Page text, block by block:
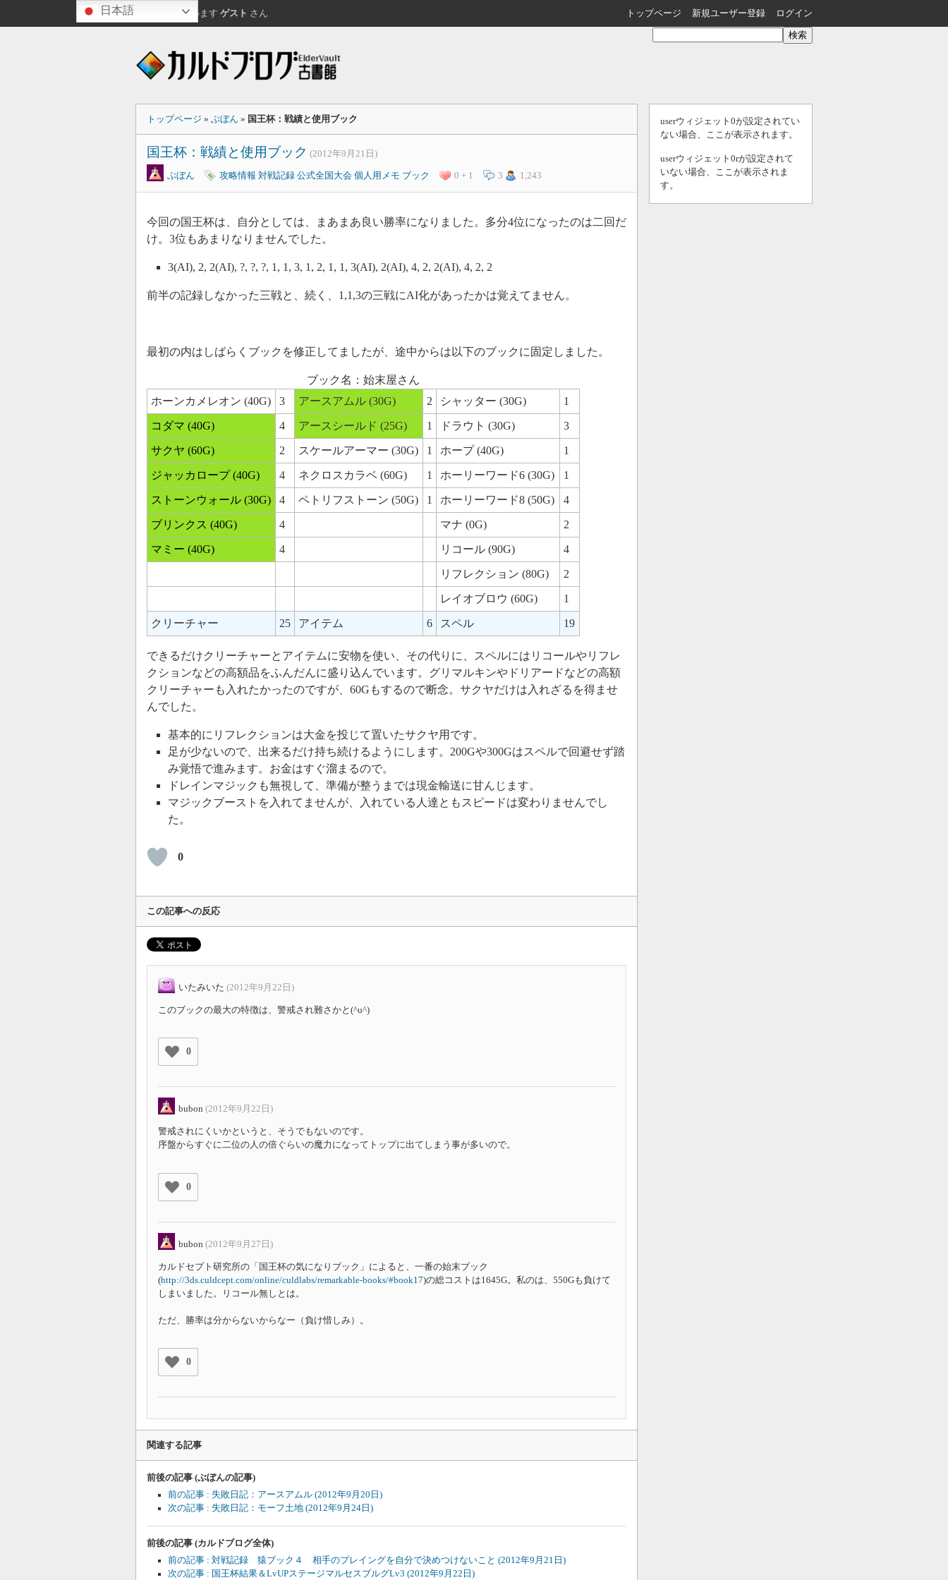
おはようございます ゲスト さん トップページ 新規ユーザー登録 ログイン
トップページ » ぶぼん » 国王杯：戦績と使用ブック
国王杯：戦績と使用ブック (2012年9月21日)
ぶぼん 攻略情報 対戦記録 公式全国大会 個人用メモ ブック 0 + 1 3 1,243
今回の国王杯は、自分としては、まあまあ良い勝率になりました。多分4位になったのは二回だ
け。3位もあまりなりませんでした。
3(AI), 2, 2(AI), ?, ?, ?, 1, 1, 3, 1, 2, 1, 1, 3(AI), 2(AI), 4, 2, 2(AI), 4, 2, 2
前半の記録しなかった三戦と、続く、1,1,3の三戦にAI化があったかは覚えてません。
最初の内はしばらくブックを修正してましたが、途中からは以下のブックに固定しました。
ブック名：始末屋さん
ホーンカメレオン (40G)
3 アースアムル (30G) 2 シャッター (30G) 1
コダマ (40G) 4 アースシールド (25G) 1 ドラウト (30G) 3
サクヤ (60G) 2 スケールアーマー (30G) 1 ホープ (40G) 1
ジャッカロープ (40G) 4 ネクロスカラベ (60G) 1 ホーリーワード6 (30G) 1
ストーンウォール (30G) 4 ペトリフストーン (50G) 1 ホーリーワード8 (50G) 4
ブリンクス (40G) 4 マナ (0G) 2
マミー (40G) 4 リコール (90G) 4
リフレクション (80G) 2
レイオブロウ (60G) 1
クリーチャー 25 アイテム 6 スペル 19
できるだけクリーチャーとアイテムに安物を使い、その代りに、スペルにはリコールやリフレ
クションなどの高額品をふんだんに盛り込んでいます。グリマルキンやドリアードなどの高額
クリーチャーも入れたかったのですが、60Gもするので断念。サクヤだけは入れざるを得ませ
んでした。
基本的にリフレクションは大金を投じて置いたサクヤ用です。
足が少ないので、出来るだけ持ち続けるようにします。200Gや300Gはスペルで回避せず踏
み覚悟で進みます。お金はすぐ溜まるので。
ドレインマジックも無視して、準備が整うまでは現金輸送に甘んじます。
マジックブーストを入れてませんが、入れている人達ともスピードは変わりませんでし
た。
0
この記事への反応
いたみいた (2012年9月22日)
このブックの最大の特徴は、警戒され難さかと(^u^)
0
bubon (2012年9月22日)
警戒されにくいかというと、そうでもないのです。
序盤からすぐに二位の人の倍ぐらいの魔力になってトップに出てしまう事が多いので。
0
bubon (2012年9月27日)
カルドセプト研究所の「国王杯の気になりブック」によると、一番の始末ブック
(http://3ds.culdcept.com/online/culdlabs/remarkable-books/#book17)の総コストは1645G。私のは、550Gも負けて
しまいました。リコール無しとは。
ただ、勝率は分からないからなー（負け惜しみ）。
0
関連する記事
前後の記事 (ぶぼんの記事)
前の記事 : 失敗日記：アースアムル (2012年9月20日)
次の記事 : 失敗日記：モーフ土地 (2012年9月24日)
前後の記事 (カルドブログ全体)
前の記事 : 対戦記録 猿ブック４ 相手のプレイングを自分で決めつけないこと (2012年9月21日)
次の記事 : 国王杯結果＆LvUPステージマルセスブルグLv3 (2012年9月22日)
userウィジェット0が設定されてい
ない場合、ここが表示されます。
userウィジェット0rが設定されて
いない場合、ここが表示されま
す。
日本語